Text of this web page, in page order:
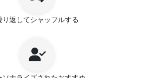
り返してシャッフルする